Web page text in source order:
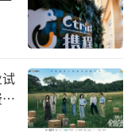
，并试图掩盖直
显事实。我公司
不诚恳的道歉。
进行投诉和正常
。”